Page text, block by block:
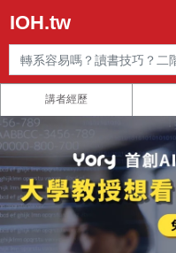
IOH.tw
講者經歷